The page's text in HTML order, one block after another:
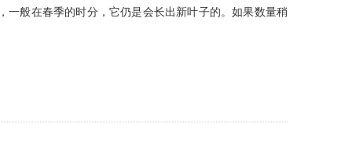
般在春季的时分，它仍是会长出新叶子的。如果数量稍